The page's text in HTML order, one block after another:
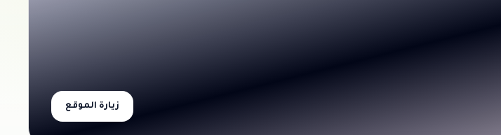
زيارة الموقع